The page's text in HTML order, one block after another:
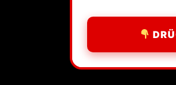
All rights reserved